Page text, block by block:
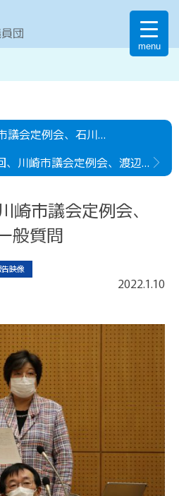
menu
団
2021年第四回、川崎市議会定例会、石川建二議員の一般質問
2021年第四回、川崎市議会定例会、渡辺学議員の一般質問
崎市議会定例会、
般質問
映像
2022.1.10